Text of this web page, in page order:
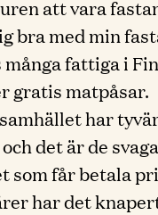
att vara
bra med min
fattiga i
gratis matpåsar.
har
det är de
som får betala
har det